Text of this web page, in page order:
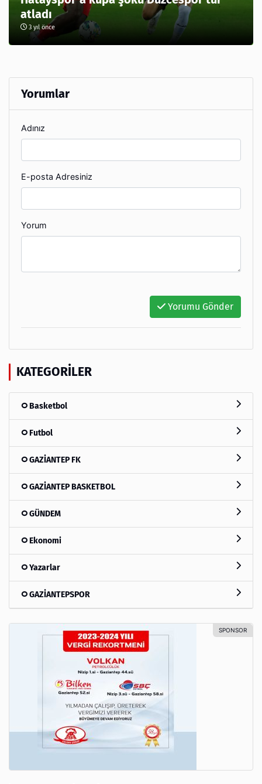
atladı
3 yıl önce
Yorumlar
Adınız
E-posta Adresiniz
Yorum
Yorumu Gönder
KATEGORILER
Basketbol
Futbol
GAZİANTEP FK
GAZİANTEP BASKETBOL
GÜNDEM
Ekonomi
Yazarlar
GAZİANTEPSPOR